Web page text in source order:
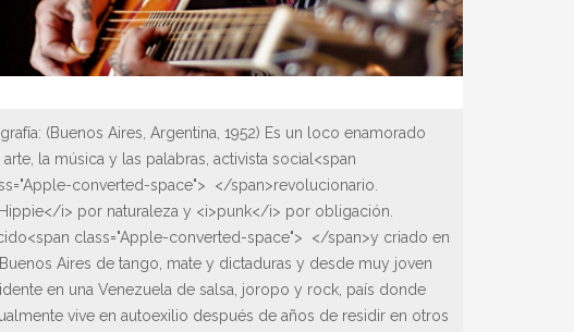
(Buenos Aires, Argentina, 1952) Es un loco enamorado
arte, la música y las palabras, activista social<span
converted-space"> </span>revolucionario.
i> por naturaleza y <i>punk</i> por obligación.
class="Apple-converted-space"> </span>y criado en
Aires de tango, mate y dictaduras y desde muy joven
en una Venezuela de salsa, joropo y rock, país donde
vive en autoexilio después de años de residir en otros